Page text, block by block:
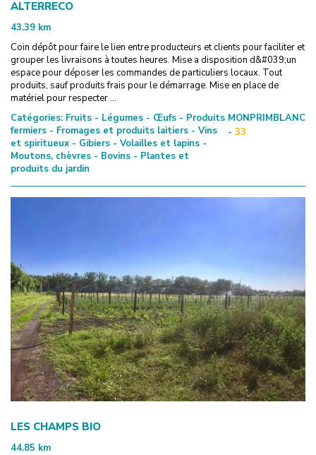
ALTERRECO
43.39 km
Coin dépôt pour faire le lien entre producteurs et clients pour faciliter et
grouper les livraisons à toutes heures. Mise a disposition d&#039;un
espace pour déposer les commandes de particuliers locaux. Tout
produits, sauf produits frais pour le démarrage. Mise en place de
matériel pour respecter ...
Catégories: Fruits - Légumes - Œufs - Produits
fermiers - Fromages et produits laitiers - Vins
et spiritueux - Gibiers - Volailles et lapins -
Moutons, chèvres - Bovins - Plantes et
produits du jardin
MONPRIMBLANC
- 33
LES CHAMPS BIO
44.85 km